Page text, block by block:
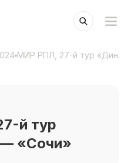
МИР РПЛ, 27-й тур
й тур
«Сочи»